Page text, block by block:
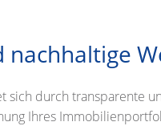
nachhaltige
durch transparente
Ihres